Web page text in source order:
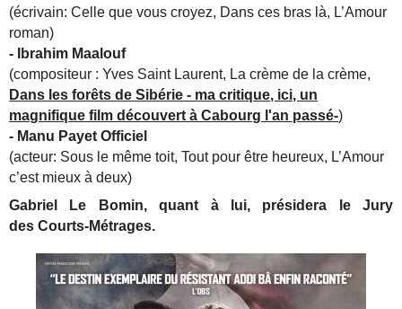
(écrivain: Celle que vous croyez, Dans ces bras là, L’Amour
roman)
- Ibrahim Maalouf
(compositeur : Yves Saint Laurent, La crème de la crème,
Dans les forêts de Sibérie - ma critique, ici, un
magnifique film découvert à Cabourg l'an passé-)
- Manu Payet Officiel
(acteur: Sous le même toit, Tout pour être heureux, L’Amour
c’est mieux à deux)
Gabriel Le Bomin​, quant à lui, présidera le Jury
des Courts-Métrages.